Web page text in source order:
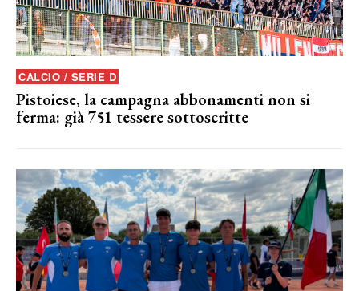
CALCIO / SERIE D
Pistoiese, la campagna abbonamenti non si
ferma: già 751 tessere sottoscritte